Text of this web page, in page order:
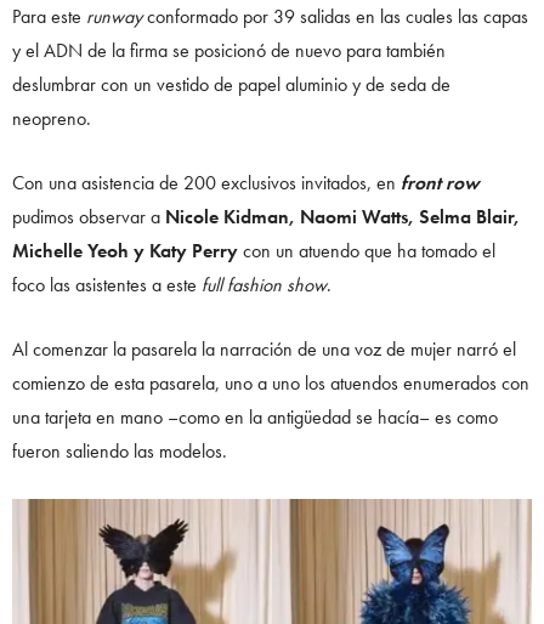
Para este runwayconformado por 39 salidas en las cuales las capas
y el ADN de la firma se posicionó de nuevo para también
deslumbrar con un vestido de papel aluminio y de seda de
neopreno.
Con una asistencia de 200 exclusivos invitados, en front row
pudimos observar a Nicole Kidman, Naomi Watts, Selma Blair,
Michelle Yeoh y Katy Perrycon un atuendo que ha tomado el
foco las asistentes a este full fashion show.
Al comenzar la pasarela la narración de una voz de mujer narró el
comienzo de esta pasarela, uno a uno los atuendos enumerados con
una tarjeta en mano –como en la antigüedad se hacía– es como
fueron saliendo las modelos.